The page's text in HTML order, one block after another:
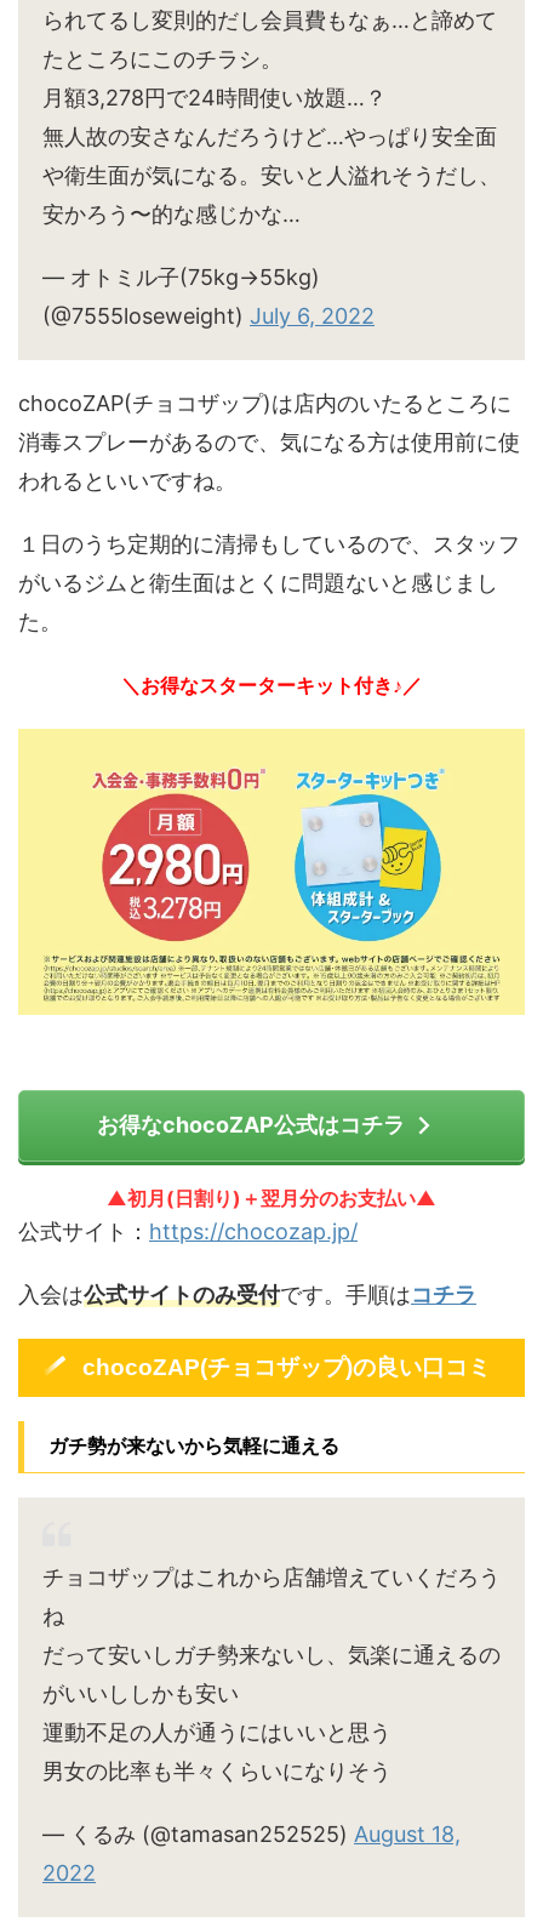
られてるし変則的だし会員費もなぁ…と諦めて
たところにこのチラシ。
月額3,278円で24時間使い放題…？
無人故の安さなんだろうけど…やっぱり安全面
や衛生面が気になる。安いと人溢れそうだし、
安かろう〜的な感じかな…
— オトミル子(75kg→55kg)
(@7555loseweight) July 6, 2022
chocoZAP(チョコザップ)は店内のいたるところに
消毒スプレーがあるので、気になる方は使用前に使
われるといいですね。
１日のうち定期的に清掃もしているので、スタッフ
がいるジムと衛生面はとくに問題ないと感じまし
た。
＼お得なスターターキット付き♪／
お得なchocoZAP公式はコチラ
▲初月(日割り)＋翌月分のお支払い▲
公式サイト： https://chocozap.jp/
入会は公式サイトのみ受付です。手順はコチラ
chocoZAP(チョコザップ)の良い口コミ
ガチ勢が来ないから気軽に通える
チョコザップはこれから店舗増えていくだろう
ね
だって安いしガチ勢来ないし、気楽に通えるの
がいいししかも安い
運動不足の人が通うにはいいと思う
男女の比率も半々くらいになりそう
— くるみ (@tamasan252525) August 18,
2022